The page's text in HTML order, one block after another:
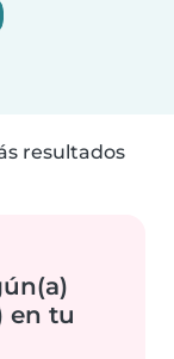
resultados
en tu